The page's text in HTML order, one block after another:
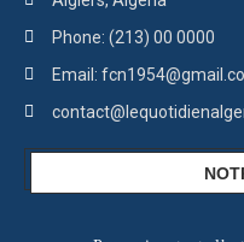
Phone: (213) 00 0000
Email: